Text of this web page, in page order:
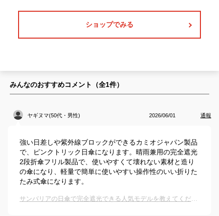
ショップでみる
みんなのおすすめコメント（全1件）
ヤギヌマ(50代・男性) 2026/06/01 通報
強い日差しや紫外線ブロックができるカミオジャパン製品
で、ピンクトリック日傘になります。晴雨兼用の完全遮光
2段折傘フリル製品で、使いやすくて壊れない素材と造り
の傘になり、軽量で簡単に使いやすい操作性のいい折りた
たみ式傘になります。
サンバリアの日傘で完全遮光できる人気モデルを教えてください